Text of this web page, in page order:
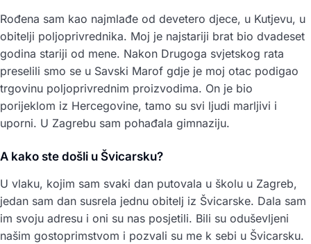
Rođena sam kao najmlađe od devetero djece, u Kutjevu, u
obitelji poljoprivrednika. Moj je najstariji brat bio dvadeset
godina stariji od mene. Nakon Drugoga svjetskog rata
preselili smo se u Savski Marof gdje je moj otac podigao
trgovinu poljoprivrednim proizvodima. On je bio
porijeklom iz Hercegovine, tamo su svi ljudi marljivi i
uporni. U Zagrebu sam pohađala gimnaziju.
A kako ste došli u Švicarsku?
U vlaku, kojim sam svaki dan putovala u školu u Zagreb,
jedan sam dan susrela jednu obitelj iz Švicarske. Dala sam
im svoju adresu i oni su nas posjetili. Bili su oduševljeni
našim gostoprimstvom i pozvali su me k sebi u Švicarsku.